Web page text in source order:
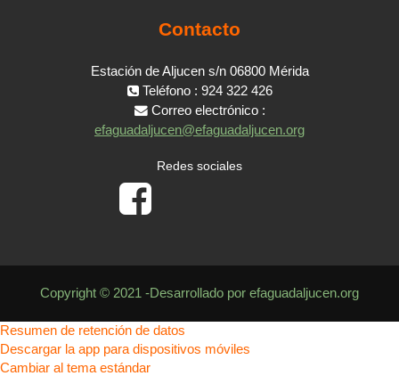
Contacto
Estación de Aljucen s/n 06800 Mérida
Teléfono : 924 322 426
Correo electrónico :
efaguadaljucen@efaguadaljucen.org
Redes sociales
Copyright © 2021 -Desarrollado por efaguadaljucen.org
Resumen de retención de datos
Descargar la app para dispositivos móviles
Cambiar al tema estándar